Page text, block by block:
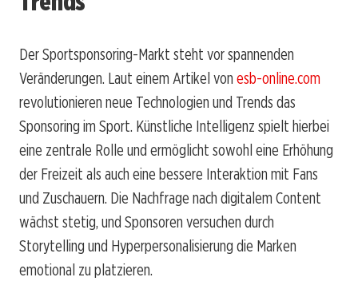
Der Sportsponsoring-Markt steht vor spannenden
Veränderungen. Laut einem Artikel von esb-online.com
revolutionieren neue Technologien und Trends das
Sponsoring im Sport. Künstliche Intelligenz spielt hierbei
eine zentrale Rolle und ermöglicht sowohl eine Erhöhung
der Freizeit als auch eine bessere Interaktion mit Fans
und Zuschauern. Die Nachfrage nach digitalem Content
wächst stetig, und Sponsoren versuchen durch
Storytelling und Hyperpersonalisierung die Marken
emotional zu platzieren.